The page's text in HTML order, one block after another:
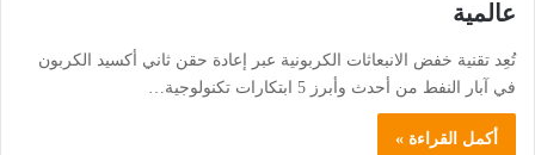
عالمية
تُعِد تقنية خفض الانبعاثات الكربونية عبر إعادة حقن ثاني أكسيد الكربون
في آبار النفط من أحدث وأبرز 5 ابتكارات تكنولوجية…
أكمل القراءة »